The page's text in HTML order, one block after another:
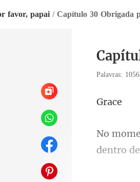
favor, papai / Capítulo 30 Obrigada
Palavras: 1056
r